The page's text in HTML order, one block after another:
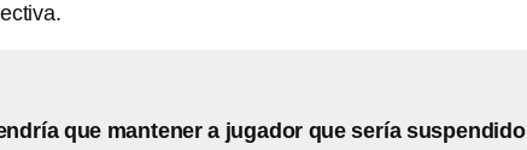
que mantener a jugador que sería suspendido